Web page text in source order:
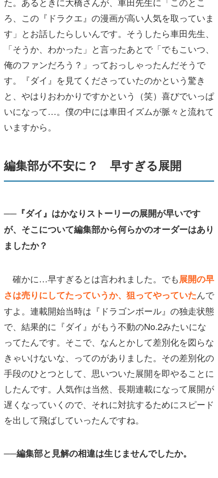
ろ、この『ドラクエ』の漫画が高い人気を取っていま
す」とお話したらしいんです。そうしたら車田先生、
「そうか、わかった」と言ったあとで「でもこいつ、
俺のファンだろう？」っておっしゃったんだそうで
す。『ダイ』を見てくださっていたのかという驚き
と、やはりおわかりですかという（笑）喜びでいっぱ
いになって…。僕の中には車田イズムが脈々と流れて
いますから。
編集部が不安に？ 早すぎる展開
──『ダイ』はかなりストーリーの展開が早いです
が、そこについて編集部から何らかのオーダーはあり
ましたか？
確かに…早すぎるとは言われました。でも展開の早
さは売りにしてたっていうか、狙ってやっていたんで
すよ。連載開始当時は『ドラゴンボール』の独走状態
で、結果的に『ダイ』がもう不動のNo.2みたいにな
ってたんです。そこで、なんとかして差別化を図らな
きゃいけないな、ってのがありました。その差別化の
手段のひとつとして、思いついた展開を即やることに
したんです。人気作は当然、長期連載になって展開が
遅くなっていくので、それに対抗するためにスピード
を出して飛ばしていったんですね。
──編集部と見解の相違は生じませんでしたか。